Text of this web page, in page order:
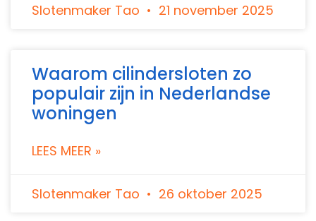
Slotenmaker Tao 21 november 2025
Waarom cilindersloten zo
populair zijn in Nederlandse
woningen
LEES MEER »
Slotenmaker Tao 26 oktober 2025